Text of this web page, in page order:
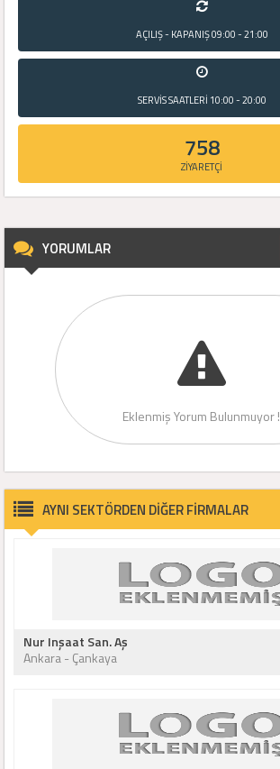
AÇILIŞ - KAPANIŞ09:00 - 21:00
SERVİS SAATLERİ 10:00 - 20:00
758
ZİYARETÇİ
YORUMLAR
Eklenmiş Yorum Bulunmuyor !
AYNI SEKTÖRDEN DİĞER FİRMALAR
Nur Inşaat San. Aş
Ankara - Çankaya